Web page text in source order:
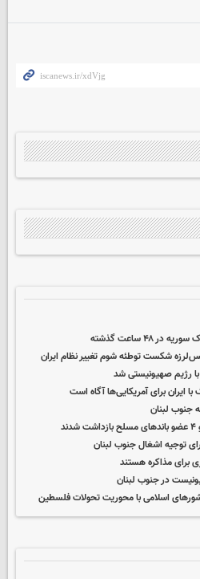
شکست توطئه شوم تغییر نظام ایران
رژیم صهیونیستی شد
ایران برای آمریکایی‌ها آگاه است
جنوب لبنان
توجیه اشغال جنوب لبنان
برای مذاکره هستند
اسلامی با محوریت تحولات فلسطین